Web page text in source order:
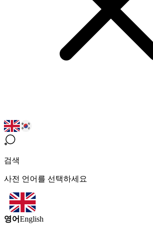
검색
사전 언어를 선택하세요
영어English